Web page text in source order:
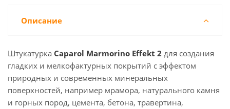
Описание
Штукатурка Caparol Marmorino Effekt 2 для cоздания
гладких и мелкофактурных покрытий с эффектом
природных и современных минеральных
поверхностей, например мрамора, натурального камня
и горных пород, цемента, бетона, травертина,